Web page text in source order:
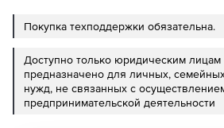
Покупка техподдержки обязательна.
Доступно только юридическим
предназначено для личных,
нужд, не связанных с
предпринимательской деятельности